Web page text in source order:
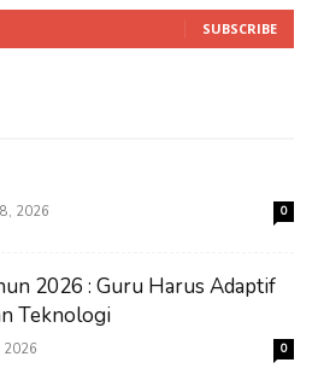
SUBSCRIBE
2026 0
2026 : Guru Harus Adaptif
Teknologi
2026 0